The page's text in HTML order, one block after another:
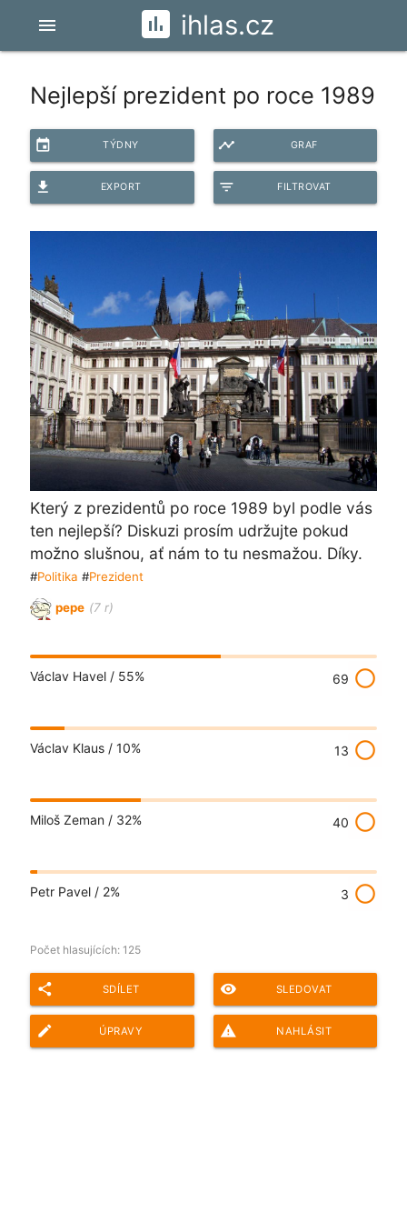
ihlas.cz
menu
Nejlepší prezident po roce 1989
event TÝDNY timeline GRAF
file_download EXPORT filter_list FILTROVAT
Který z prezidentů po roce 1989 byl podle vás
ten nejlepší? Diskuzi prosím udržujte pokud
možno slušnou, ať nám to tu nesmažou. Díky.
#Politika #Prezident
pepe (7 r)
Václav Havel / 55% 69 radio_button_unchecked
Václav Klaus / 10% 13 radio_button_unchecked
Miloš Zeman / 32% 40 radio_button_unchecked
Petr Pavel / 2% 3 radio_button_unchecked
Počet hlasujících: 125
share SDÍLET remove_red_eye SLEDOVAT
edit ÚPRAVY report_problem NAHLÁSIT